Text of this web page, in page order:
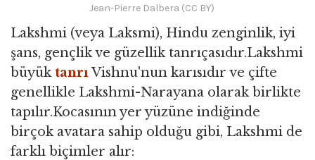
Jean-Pierre Dalbera (CC BY)
Lakshmi (veya Laksmi), Hindu zenginlik, iyi
şans, gençlik ve güzellik tanrıçasıdır.Lakshmi
büyüktanrıVishnu'nun karısıdır ve çifte
genellikle Lakshmi-Narayana olarak birlikte
tapılır.Kocasının yer yüzüne indiğinde
birçok avatara sahip olduğu gibi, Lakshmi de
farklı biçimler alır: